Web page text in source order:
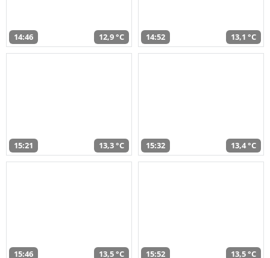
14:46 12,9 °C 14:52 13,1 °C
15:21 13,3 °C 15:32 13,4 °C
15:46 13,5 °C 15:52 13,5 °C